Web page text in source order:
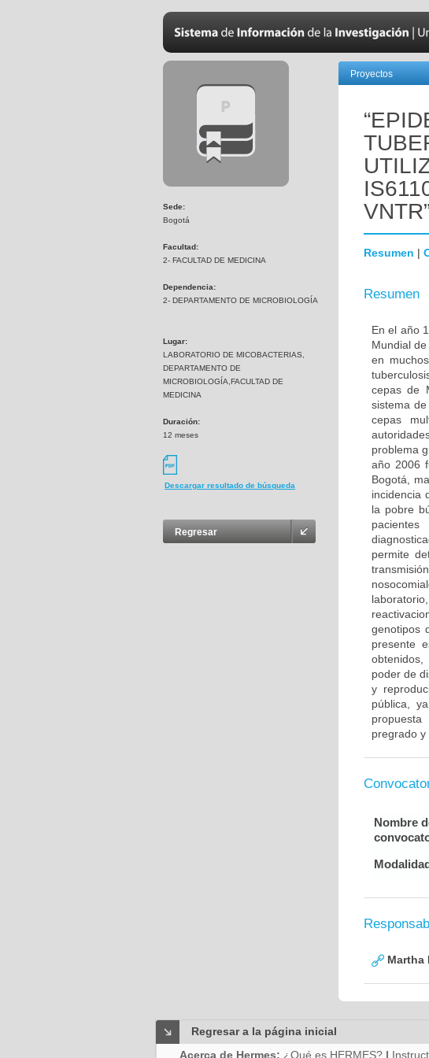
Sede:
Bogotá
Facultad:
2- FACULTAD DE MEDICINA
Dependencia:
2- DEPARTAMENTO DE MICROBIOLOGÍA
Lugar:
LABORATORIO DE MICOBACTERIAS,
DEPARTAMENTO DE
MICROBIOLOGÍA,FACULTAD DE
MEDICINA
Duración:
12 meses
Descargar resultado de búsqueda
Regresar
Proyectos
Resumen |
Resumen
En el año
Mundial
en
cepas de
sistema
cepas
problema
año 2006
Bogotá,
incidencia
la pobre
permite
genotipos
presente
poder de
y
pública,
pregrado y
Nombre
Martha
Regresar a la página inicial
Acerca de Hermes: ¿Qué es HERMES? |